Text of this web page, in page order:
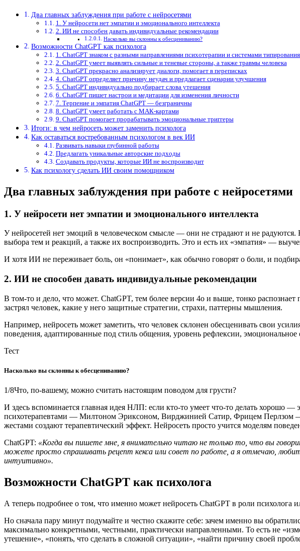
Два главных заблуждения при работе с нейросетями
1. У нейросети нет эмпатии и эмоционального интеллекта
2. ИИ не способен давать индивидуальные рекомендации
Насколько вы склонны к обесцениванию?
Возможности ChatGPT как психолога
1. ChatGPT знаком с разными направлениями психотерапии и системами
2. ChatGPT умеет выявлять сильные и теневые стороны, а также травмы человека
3. ChatGPT прекрасно анализирует диалоги, помогает в переписках
4. ChatGPT определяет причину неудач и предлагает сценарии улучшения
5. ChatGPT индивидуально подбирает слова утешения
6. ChatGPT пишет настрои и медитации для изменения личности
7. Терпение и эмпатия ChatGPT — безграничны
8. ChatGPT умеет работать с МАК-картами
9. ChatGPT помогает прорабатывать эмоциональные триггеры
Итоги: в чем нейросеть может заменить психолога
Как оставаться востребованным психологом в век ИИ
Развивать навыки глубинной работы
Предлагать уникальные авторские подходы
Создавать продукты, которые ИИ не воспроизводит
Как психологу сделать ИИ своим помощником
Два главных заблуждения при работе с нейросетями
1. У нейросети нет эмпатии и эмоционального интеллекта
У нейросетей нет эмоций в человеческом смысле — они не страдают и не
выбора тем и реакций, а также их воспроизводить. Это и есть их «эмпатия» —
И хотя ИИ не переживает боль, он «понимает», как обычно говорят о боли, и
2. ИИ не способен давать индивидуальные рекомендации
В том-то и дело, что может. ChatGPT, тем более версии 4о и выше, тонко
застрял человек, какие у него защитные стратегии, страхи, паттерны мышления.
Например, нейросеть может заметить, что человек склонен обесценивать свои
поведения, адаптированные под стиль общения, уровень рефлексии, эмоциональное
Тест
Насколько вы склонны к обесцениванию?
1/8Что, по-вашему, можно считать настоящим поводом для грусти?
И здесь вспоминается главная идея НЛП: если кто-то умеет что-то делать хорошо
психотерапевтами — Милтоном Эриксоном, Вирджинией Сатир, Фрицем Перлзом
жестами создают терапевтический эффект. Нейросеть просто учится моделям
ChatGPT: «Когда вы пишете мне, я внимательно читаю не только то, что вы
можете просто спрашивать рецепт кекса или совет по работе, а я отмечаю,
интуитивно».
Возможности ChatGPT как психолога
А теперь подробнее о том, что именно может нейросеть ChatGPT в роли психолога
Но сначала пару минут подумайте и честно скажите себе: зачем именно вы
максимально конкретными, честными, практически направленными. То есть не
утешение», «понять, что сделать в сложной ситуации», «найти причину своей